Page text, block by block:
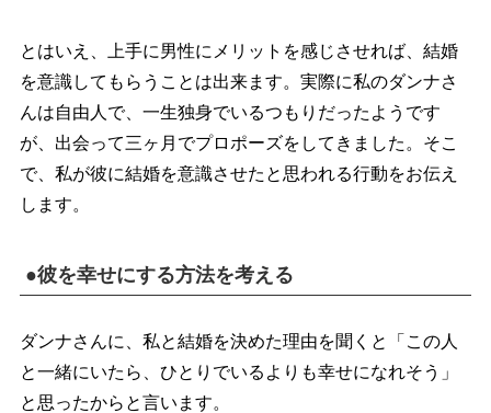
とはいえ、上手に男性にメリットを感じさせれば、結婚
を意識してもらうことは出来ます。実際に私のダンナさ
んは自由人で、一生独身でいるつもりだったようです
が、出会って三ヶ月でプロポーズをしてきました。そこ
で、私が彼に結婚を意識させたと思われる行動をお伝え
します。
●彼を幸せにする方法を考える
ダンナさんに、私と結婚を決めた理由を聞くと「この人
と一緒にいたら、ひとりでいるよりも幸せになれそう」
と思ったからと言います。